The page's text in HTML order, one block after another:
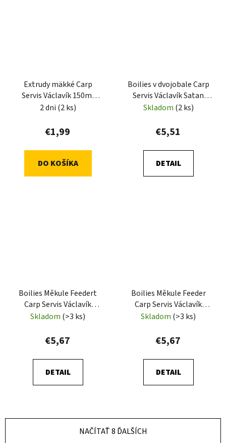
Extrudy mäkké Carp
Servis Václavík 150ml
broskyňa
2 dni (2 ks)
€1,99
DO KOŠÍKA
Boilies v dvojobale Carp
Servis Václavík Satan
180g
Skladom (2 ks)
€5,51
DETAIL
Boilies Měkule Feedert
Carp Servis Václavík
Satan 100g
Skladom (>3 ks)
€5,67
DETAIL
Boilies Měkule Feeder
Carp Servis Václavík
Mango 100g
Skladom (>3 ks)
€5,67
DETAIL
NAČÍTAŤ 8 ĎALŠÍCH